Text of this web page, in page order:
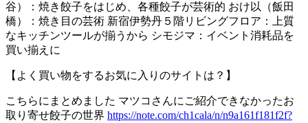
谷）：焼き餃子をはじめ、各種餃子が芸術的 おけ以（飯田
橋）：焼き目の芸術 新宿伊勢丹５階リビングフロア：上質
なキッチンツールが揃うから シモジマ：イベント消耗品を
買い揃えに
【よく買い物をするお気に入りのサイトは？】
こちらにまとめました マツコさんにご紹介できなかったお
取り寄せ餃子の世界 https://note.com/ch1cala/n/n9a161f181f2f?